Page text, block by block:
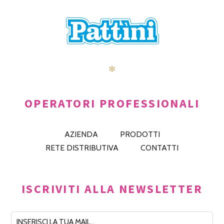
✻
OPERATORI PROFESSIONALI
AZIENDA
PRODOTTI
RETE DISTRIBUTIVA
CONTATTI
ISCRIVITI ALLA NEWSLETTER